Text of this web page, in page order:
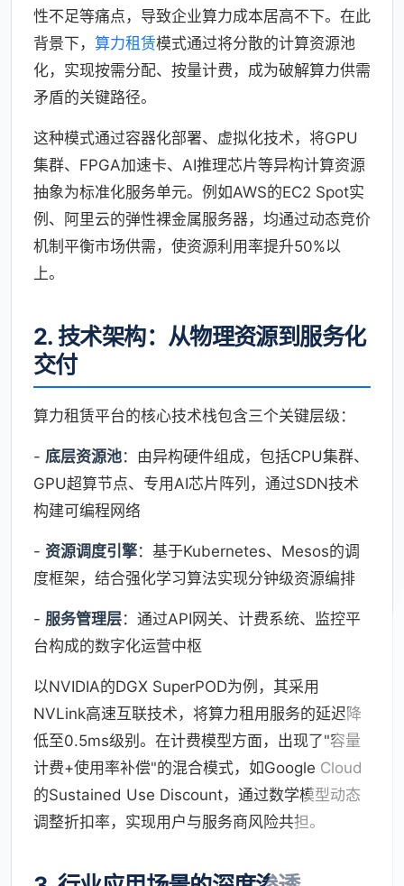
性不足等痛点，导致企业算力成本居高不下。在此
背景下， 算力租赁模式通过将分散的计算资源池
化，实现按需分配、按量计费，成为破解算力供需
矛盾的关键路径。
这种模式通过容器化部署、虚拟化技术，将GPU
集群、FPGA加速卡、AI推理芯片等异构计算资源
抽象为标准化服务单元。例如AWS的EC2 Spot实
例、阿里云的弹性裸金属服务器，均通过动态竞价
机制平衡市场供需，使资源利用率提升50%以
上。
2. 技术架构：从物理资源到服务化
交付
算力租赁平台的核心技术栈包含三个关键层级：
- 底层资源池：由异构硬件组成，包括CPU集群、
GPU超算节点、专用AI芯片阵列，通过SDN技术
构建可编程网络
- 资源调度引擎：基于Kubernetes、Mesos的调
度框架，结合强化学习算法实现分钟级资源编排
- 服务管理层：通过API网关、计费系统、监控平
台构成的数字化运营中枢
以NVIDIA的DGX SuperPOD为例，其采用
NVLink高速互联技术，将算力租用服务的延迟降
低至0.5ms级别。在计费模型方面，出现了"容量
计费+使用率补偿"的混合模式，如Google Cloud
的Sustained Use Discount，通过数学模型动态
调整折扣率，实现用户与服务商风险共担。